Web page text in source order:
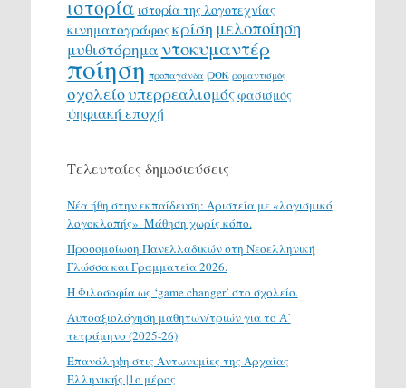
ιστορία ιστορία της λογοτεχνίας
κινηματογράφοςκρίση μελοποίηση
μυθιστόρημα ντοκυμαντέρ
ποίηση προπαγάνδα ροκ ρομαντισμός
σχολείουπερρεαλισμόςφασισμός
ψηφιακή εποχή
Τελευταίες δημοσιεύσεις
Νέα ήθη στην εκπαίδευση: Αριστεία με «λογισμικό
λογοκλοπής». Μάθηση χωρίς κόπο.
Προσομοίωση Πανελλαδικών στη Νεοελληνική
Γλώσσα και Γραμματεία 2026.
H Φιλοσοφία ως ‘game changer’ στο σχολείο.
Αυτοαξιολόγηση μαθητών/τριών για το Α΄
τετράμηνο (2025-26)
Επανάληψη στις Αντωνυμίες της Αρχαίας
Ελληνικής |1ο μέρος